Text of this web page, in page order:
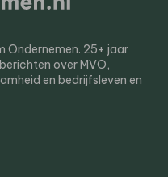
Ondernemen. 25+ jaar
over MVO,
en bedrijfsleven en